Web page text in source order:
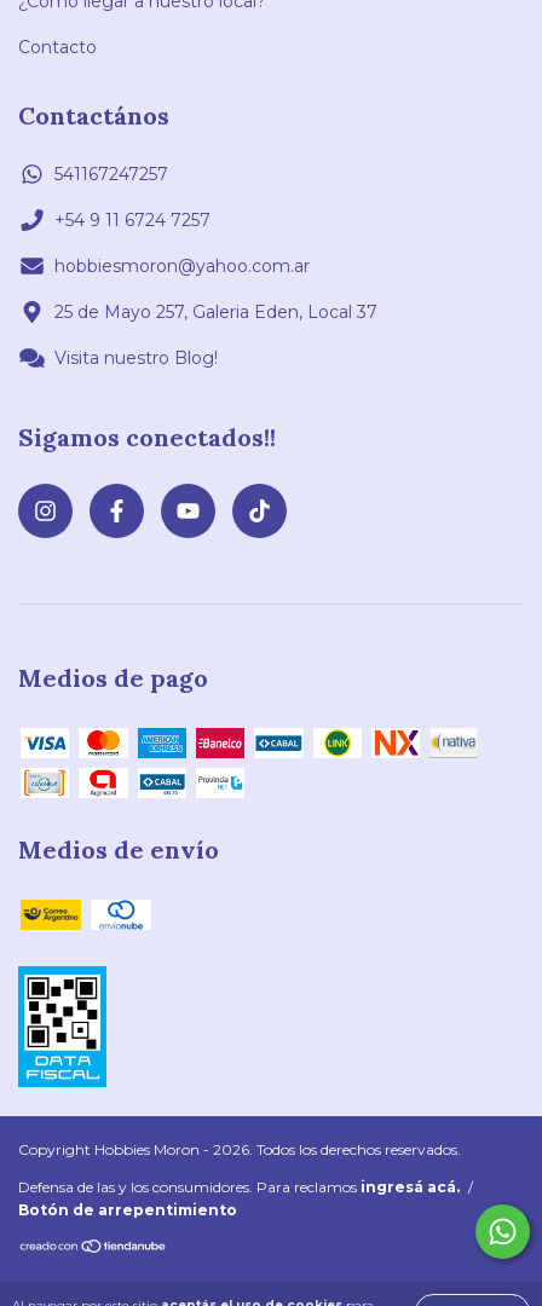
Contacto
Contactános
541167247257
+54 9 11 6724 7257
hobbiesmoron@yahoo.com.ar
25 de Mayo 257, Galeria Eden, Local 37
Visita nuestro Blog!
Sigamos conectados!!
Medios de pago
Medios de envío
Copyright Hobbies Moron - 2026. Todos los derechos reservados.
Defensa de las y los consumidores. Para reclamos ingresá acá. /
Botón de arrepentimiento